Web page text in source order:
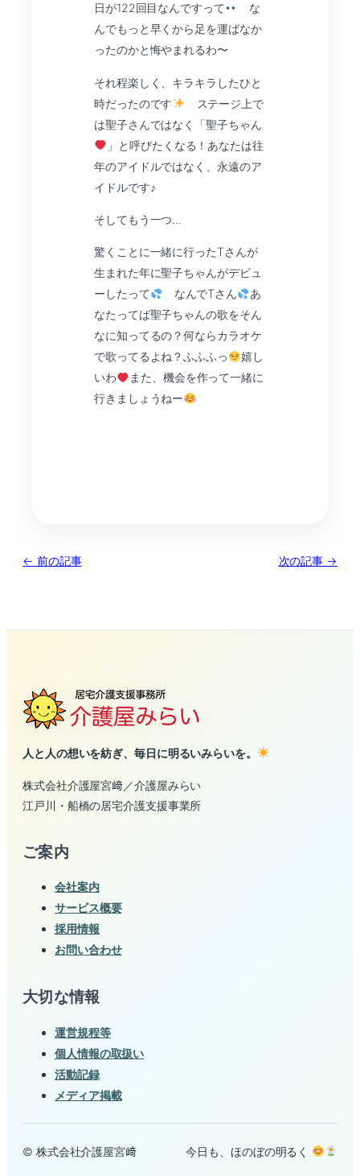
日が122回目なんですって
な
んでもっと早くから足を運ばなか
ったのかと悔やまれるわ〜
それ程楽しく、キラキラしたひと
時だったのです
ステージ上で
は聖子さんではなく「聖子ちゃん
」と呼びたくなる！あなたは往
年のアイドルではなく、永遠のア
イドルです♪
そしてもう一つ…
驚くことに一緒に行ったTさんが
生まれた年に聖子ちゃんがデビュ
ーしたって
なんでTさん
あ
なたってば聖子ちゃんの歌をそん
なに知ってるの？何ならカラオケ
で歌ってるよね？ふふふっ
嬉し
いわ
また、機会を作って一緒に
行きましょうねー
← 前の記事 次の記事 →
人と人の想いを紡ぎ、毎日に明るいみらいを。
株式会社介護屋宮﨑／介護屋みらい
江戸川・船橋の居宅介護支援事業所
ご案内
会社案内
サービス概要
採用情報
お問い合わせ
大切な情報
運営規程等
個人情報の取扱い
活動記録
メディア掲載
© 株式会社介護屋宮﨑 今日も、ほのぼの明るく